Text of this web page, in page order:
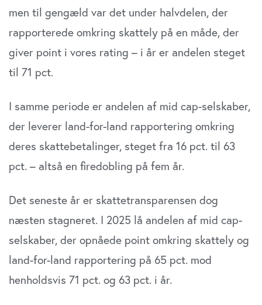
men til gengæld var det under halvdelen, der
rapporterede omkring skattely på en måde, der
giver point i vores rating – i år er andelen steget
til 71 pct.
I samme periode er andelen af mid cap-selskaber,
der leverer land-for-land rapportering omkring
deres skattebetalinger, steget fra 16 pct. til 63
pct. – altså en firedobling på fem år.
Det seneste år er skattetransparensen dog
næsten stagneret. I 2025 lå andelen af mid cap-
selskaber, der opnåede point omkring skattely og
land-for-land rapportering på 65 pct. mod
henholdsvis 71 pct. og 63 pct. i år.